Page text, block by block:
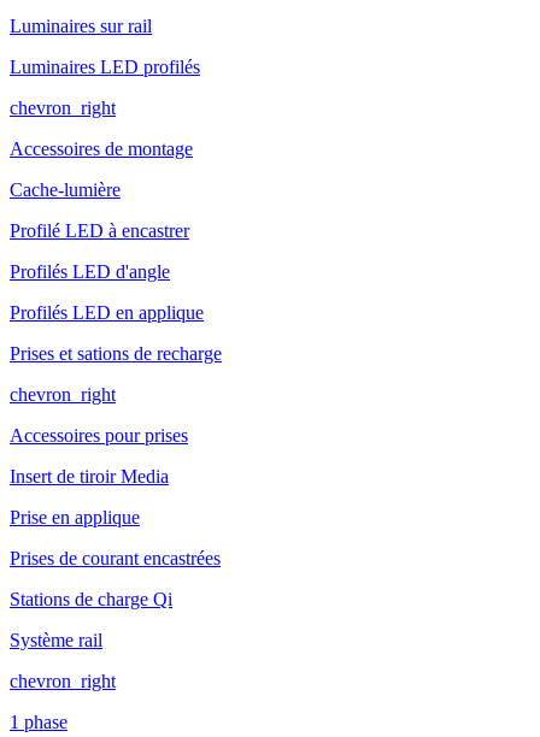
Luminaires sur rail
Luminaires LED profilés
chevron_right
Accessoires de montage
Cache-lumière
Profilé LED à encastrer
Profilés LED d'angle
Profilés LED en applique
Prises et sations de recharge
chevron_right
Accessoires pour prises
Insert de tiroir Media
Prise en applique
Prises de courant encastrées
Stations de charge Qi
Système rail
chevron_right
1 phase